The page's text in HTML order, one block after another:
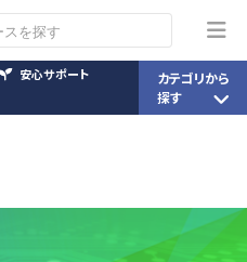
安心サポート
カテゴリから
探す